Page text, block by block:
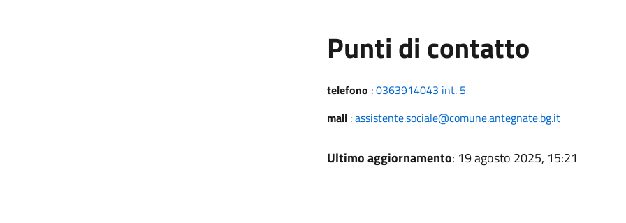
Punti di contatto
telefono :0363914043 int. 5
mail:assistente.sociale@comune.antegnate.bg.it
Ultimo aggiornamento: 19 agosto 2025, 15:21